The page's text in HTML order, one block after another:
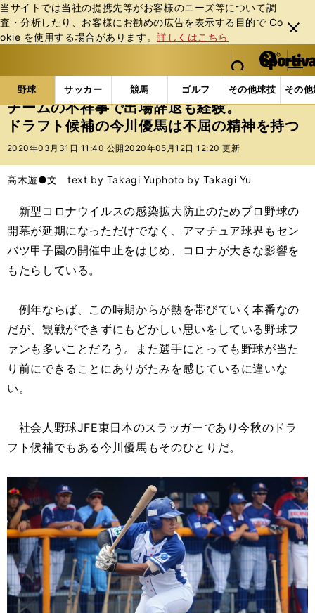
当サイトでは当社の提携先等がお客様のニーズ等について調
査・分析したり、お客様にお勧めの広告を表⽰する⽬的で Co
okie を使⽤する場合があります。詳しくはこちら
閉じ
る
web Sportiva (webスポルティーバ)
検索
マイペ
ー
ジ
メニュ
野球 サッカー 競馬 ゴルフ その他球技 その
b
ス
ポ
ル
バ
野球の記事一覧 高校野球他 チームの不祥事で出場
チームの不祥事で出場辞退も経験。
ドラフト候補の今川優馬は不屈の精神を持つ
2020年03月31日 11:40 公開 2020年05月12日 12:20 更新
高木遊●文 text by Takagi Yuphoto by Takagi Yu
新型コロナウイルスの感染拡大防止のためプロ野球の
開幕が延期になっただけでなく、アマチュア球界もセン
バツ甲子園の開催中止をはじめ、コロナが大きな影響を
もたらしている。
例年ならば、この時期からが熱を帯びていく本番なの
だが、観戦ができずにもどかしい思いをしている野球フ
ァンも多いことだろう。また選手にとっても野球が当た
り前にできることにありがたみを感じているに違いな
い。
社会人野球JFE東日本のスラッガーであり今秋のドラ
フト候補でもある今川優馬もそのひとりだ。